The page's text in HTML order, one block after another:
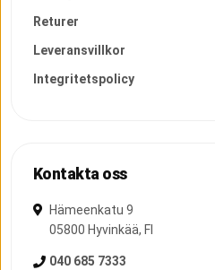
Returer
Leveransvillkor
Integritetspolicy
Kontakta oss
Hämeenkatu 9
05800 Hyvinkää, FI
040 685 7333